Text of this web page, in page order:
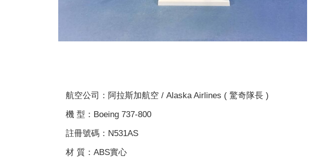
航空公司：阿拉斯加航空 / Alaska Airlines ( 驚奇隊長 )
機 型：Boeing 737-800
註冊號碼：N531AS
材 質：ABS實心